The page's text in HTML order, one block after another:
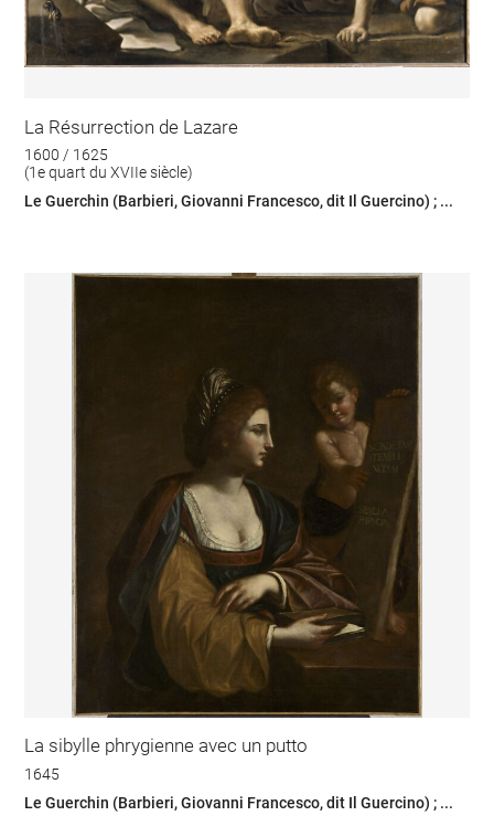
La Résurrection de Lazare
1600 / 1625
(1e quart du XVIIe siècle)
Le Guerchin (Barbieri, Giovanni Francesco, dit Il Guercino) ; ...
La sibylle phrygienne avec un putto
1645
Le Guerchin (Barbieri, Giovanni Francesco, dit Il Guercino) ; ...